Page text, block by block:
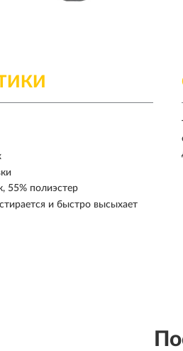
55% полиэстер
и быстро высыхает